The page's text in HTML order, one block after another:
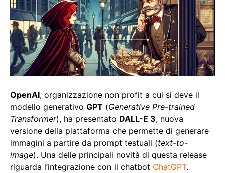
OpenAI, organizzazione non profit a cui si deve il
modello generativo GPT (Generative Pre-trained
Transformer), ha presentato DALL-E 3, nuova
versione della piattaforma che permette di generare
immagini a partire da prompt testuali (text-to-
image). Una delle principali novità di questa release
riguarda l’integrazione con il chatbot ChatGPT.